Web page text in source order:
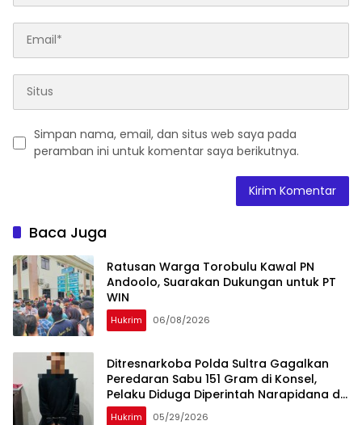
Simpan nama, email, dan situs web saya pada
peramban ini untuk komentar saya berikutnya.
Baca Juga
‎Ratusan Warga Torobulu Kawal PN
Andoolo, Suarakan Dukungan untuk PT
WIN
Hukrim 06/08/2026
Ditresnarkoba Polda Sultra Gagalkan
Peredaran Sabu 151 Gram di Konsel,
Pelaku Diduga Diperintah Narapidana di
Dalam Lapas
Hukrim 05/29/2026